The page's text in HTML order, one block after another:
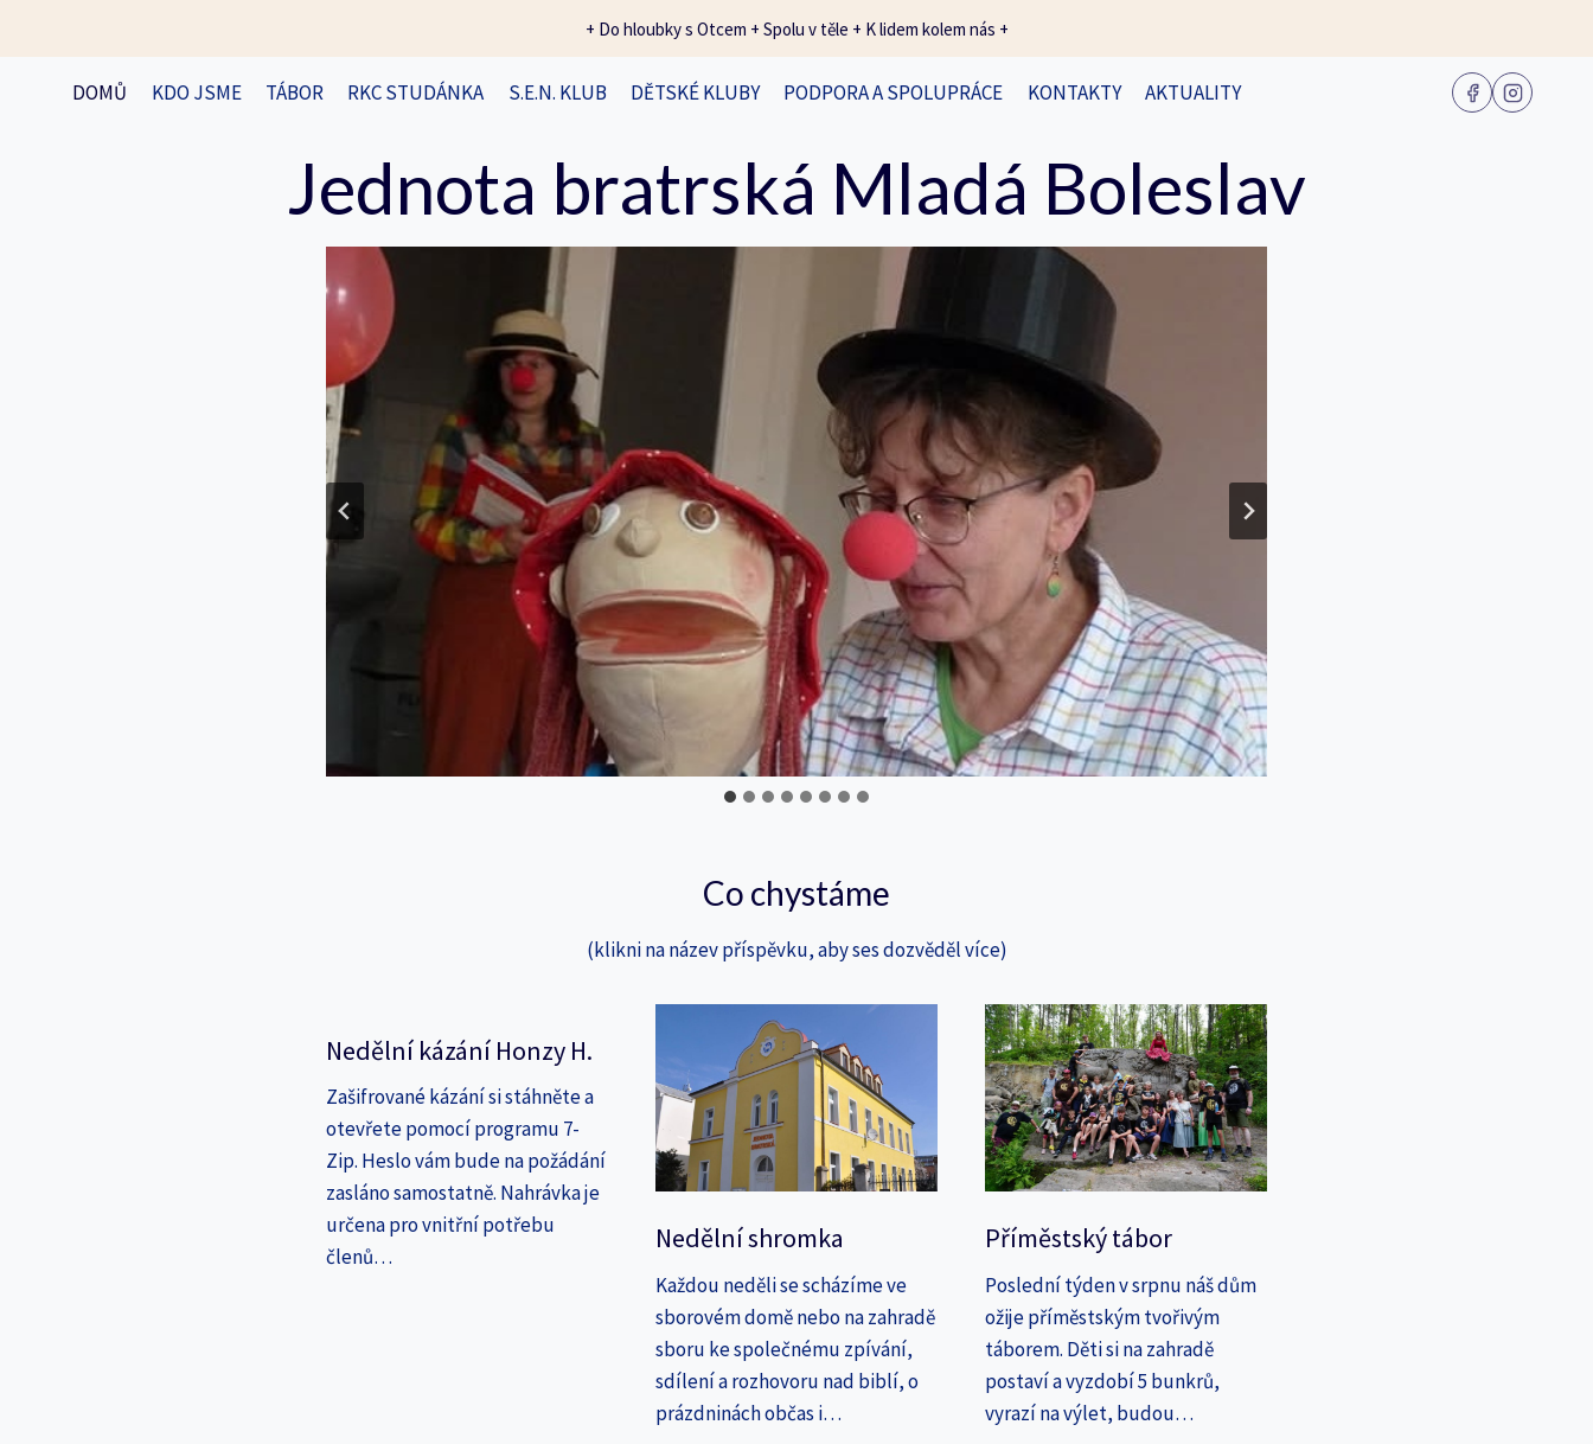
+ Do hloubky s Otcem + Spolu v těle + K lidem kolem nás +
DOMŮ KDO JSME TÁBOR RKC STUDÁNKA S.E.N. KLUB DĚTSKÉ KLUBY PODPORA A SPOLUPRÁCE KONTAKTY AKTUALITY
Jednota bratrská Mladá Boleslav
Co chystáme
(klikni na název příspěvku, aby ses dozvěděl více)
Nedělní kázání Honzy H.
Zašifrované kázání si stáhněte a
otevřete pomocí programu 7-
Zip. Heslo vám bude na požádání
zasláno samostatně. Nahrávka je
určena pro vnitřní potřebu
členů…
Nedělní shromka
Každou neděli se scházíme ve
sborovém domě nebo na zahradě
sboru ke společnému zpívání,
sdílení a rozhovoru nad biblí, o
prázdninách občas i…
Příměstský tábor
Poslední týden v srpnu náš dům
ožije příměstským tvořivým
táborem. Děti si na zahradě
postaví a vyzdobí 5 bunkrů,
vyrazí na výlet, budou…